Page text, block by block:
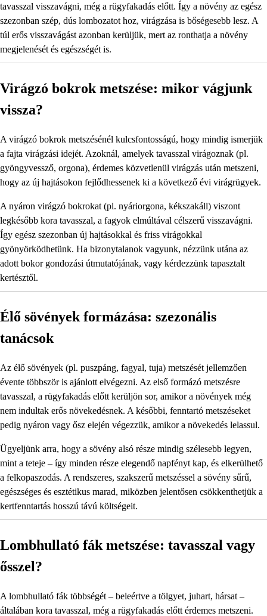
tavasszal visszavágni, még a rügyfakadás előtt. Így a növény az egész
szezonban szép, dús lombozatot hoz, virágzása is bőségesebb lesz. A
túl erős visszavágást azonban kerüljük, mert az ronthatja a növény
megjelenését és egészségét is.
Virágzó bokrok metszése: mikor vágjunk
vissza?
A virágzó bokrok metszésénél kulcsfontosságú, hogy mindig ismerjük
a fajta virágzási idejét. Azoknál, amelyek tavasszal virágoznak (pl.
gyöngyvessző, orgona), érdemes közvetlenül virágzás után metszeni,
hogy az új hajtásokon fejlődhessenek ki a következő évi virágrügyek.
A nyáron virágzó bokrokat (pl. nyáriorgona, kékszakáll) viszont
legkésőbb kora tavasszal, a fagyok elmúltával célszerű visszavágni.
Így egész szezonban új hajtásokkal és friss virágokkal
gyönyörködhetünk. Ha bizonytalanok vagyunk, nézzünk utána az
adott bokor gondozási útmutatójának, vagy kérdezzünk tapasztalt
kertésztől.
Élő sövények formázása: szezonális
tanácsok
Az élő sövények (pl. puszpáng, fagyal, tuja) metszését jellemzően
évente többször is ajánlott elvégezni. Az első formázó metszésre
tavasszal, a rügyfakadás előtt kerüljön sor, amikor a növények még
nem indultak erős növekedésnek. A későbbi, fenntartó metszéseket
pedig nyáron vagy ősz elején végezzük, amikor a növekedés lelassul.
Ügyeljünk arra, hogy a sövény alsó része mindig szélesebb legyen,
mint a teteje – így minden része elegendő napfényt kap, és elkerülhető
a felkopaszodás. A rendszeres, szakszerű metszéssel a sövény sűrű,
egészséges és esztétikus marad, miközben jelentősen csökkenthetjük a
kertfenntartás hosszú távú költségeit.
Lombhullató fák metszése: tavasszal vagy
ősszel?
A lombhullató fák többségét – beleértve a tölgyet, juhart, hársat –
általában kora tavasszal, még a rügyfakadás előtt érdemes metszeni.